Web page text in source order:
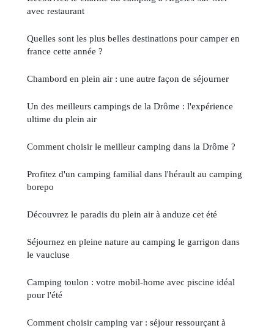
avec restaurant
Quelles sont les plus belles destinations pour camper en
france cette année ?
Chambord en plein air : une autre façon de séjourner
Un des meilleurs campings de la Drôme : l'expérience
ultime du plein air
Comment choisir le meilleur camping dans la Drôme ?
Profitez d'un camping familial dans l'hérault au camping
borepo
Découvrez le paradis du plein air à anduze cet été
Séjournez en pleine nature au camping le garrigon dans
le vaucluse
Camping toulon : votre mobil-home avec piscine idéal
pour l'été
Comment choisir camping var : séjour ressourçant à